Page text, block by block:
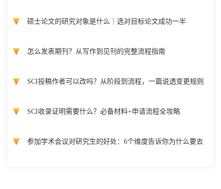
硕士论文的研究对象是什么｜选对目标论文成功一半
怎么发表期刊？从写作到见刊的完整流程指南
SCI投稿作者可以改吗？从阶段到流程，一篇说透变更规则
SCI收录证明需要什么？必备材料+申请流程全攻略
参加学术会议对研究生的好处：6个维度告诉你为什么要去